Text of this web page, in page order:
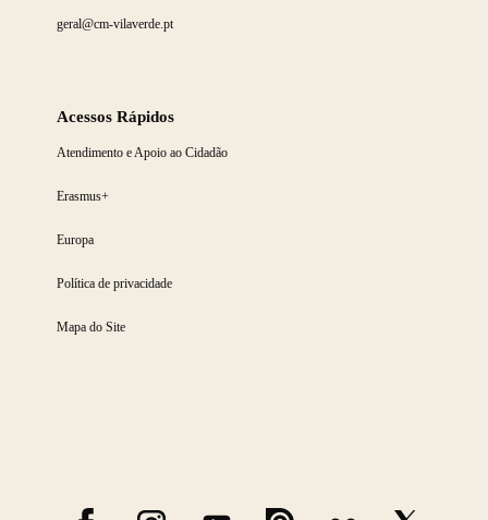
geral@cm-vilaverde.pt
Acessos Rápidos
Atendimento e Apoio ao Cidadão
Erasmus+
Europa
Política de privacidade
Mapa do Site